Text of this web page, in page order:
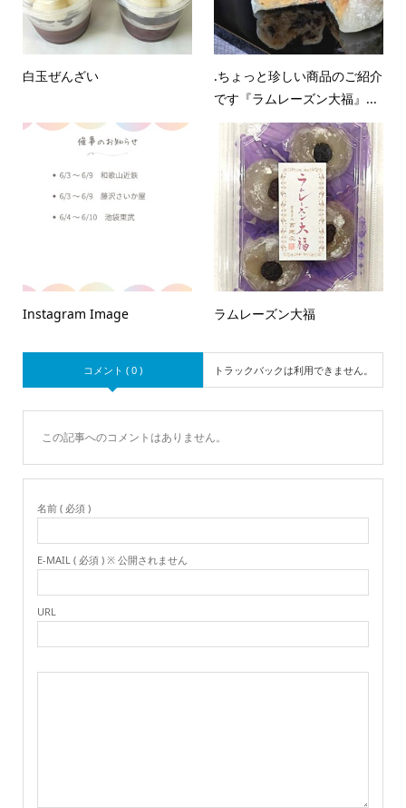
白玉ぜんざい
.ちょっと珍しい商品のご紹介
です『ラムレーズン大福』...
Instagram Image ラムレーズン大福
コメント ( 0 ) トラックバックは利用できません。
この記事へのコメントはありません。
名前 ( 必須 )
E-MAIL ( 必須 ) ※ 公開されません
URL